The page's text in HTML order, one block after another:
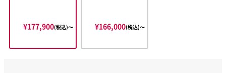
¥177,900(税込)〜 ¥166,000(税込)〜